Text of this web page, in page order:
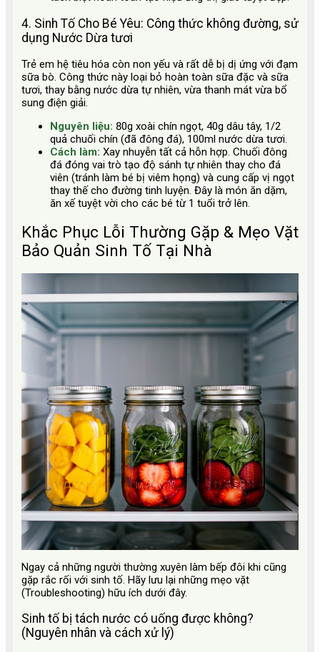
4. Sinh Tố Cho Bé Yêu: Công thức không đường, sử
dụng Nước Dừa tươi
Trẻ em hệ tiêu hóa còn non yếu và rất dễ bị dị ứng với đạm
sữa bò. Công thức này loại bỏ hoàn toàn sữa đặc và sữa
tươi, thay bằng nước dừa tự nhiên, vừa thanh mát vừa bổ
sung điện giải.
Nguyên liệu: 80g xoài chín ngọt, 40g dâu tây, 1/2
quả chuối chín (đã đông đá), 100ml nước dừa tươi.
Cách làm: Xay nhuyễn tất cả hỗn hợp. Chuối đông
đá đóng vai trò tạo độ sánh tự nhiên thay cho đá
viên (tránh làm bé bị viêm họng) và cung cấp vị ngọt
thay thế cho đường tinh luyện. Đây là món ăn dặm,
ăn xế tuyệt vời cho các bé từ 1 tuổi trở lên.
Khắc Phục Lỗi Thường Gặp & Mẹo Vặt
Bảo Quản Sinh Tố Tại Nhà
Ngay cả những người thường xuyên làm bếp đôi khi cũng
gặp rắc rối với sinh tố. Hãy lưu lại những mẹo vặt
(Troubleshooting) hữu ích dưới đây.
Sinh tố bị tách nước có uống được không?
(Nguyên nhân và cách xử lý)